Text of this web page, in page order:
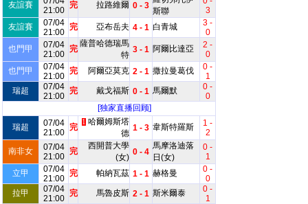
友誼賽
21:00
完 拉路維爾 0 - 3
斯聯
3
友誼賽
07/04
21:00
完 亞布岳夫 4 - 1 白青城
3 -
0
也門甲
07/04
21:00
完
薩普哈德瑞馬
特
3 - 1 阿爾比達亞
2 -
0
也門甲
07/04
21:00
完 阿爾亞莫克 2 - 1 撒拉曼葛伐
0 -
1
瑞超
07/04
21:00
完 戴戈福斯 0 - 1 馬爾默
0 -
0
[独家直播回顾]
瑞超
07/04
21:00
完
1 哈爾姆斯塔
德
1 - 3 韋斯特羅斯
1 -
2
南非女
07/04
21:00
完
西開普大學
(女)
0 - 4
馬摩洛迪落
日(女)
0 -
1
立甲
07/04
21:00
完 帕納瓦茲 1 - 1 赫格曼
0 -
0
拉甲
07/04
21:00
完 馬魯皮斯 2 - 1 斯米爾泰
0 -
1